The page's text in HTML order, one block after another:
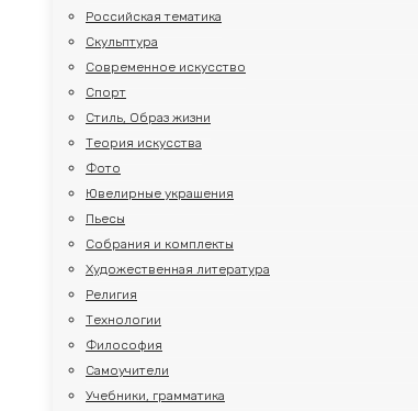
Российская тематика
Скульптура
Современное искусство
Спорт
Стиль, Образ жизни
Теория искусства
Фото
Ювелирные украшения
Пьесы
Собрания и комплекты
Художественная литература
Религия
Технологии
Философия
Самоучители
Учебники, грамматика